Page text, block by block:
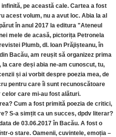
pe această cale. Cartea a fost
acest volum, nu a avut loc. Abia la al
în anul 2017 la editura "Ateneul
mele de acasă, pictorița Petronela
Plumb, dl. Ioan Prăjișteanu, în
Bacău, am reușit să organizez prima
care deși abia ne-am cunoscut, tu,
și ai vorbit despre poezia mea, de
pentru care îi sunt recunoscătoare
care mi-au fost alături.
Cum a fost primită poezia de critici,
S-a simțit ca un succes, dpdv literar?
de 03.06.2017 în Bacău. A fost o
o stare. Oamenii, cuvintele, emoția –